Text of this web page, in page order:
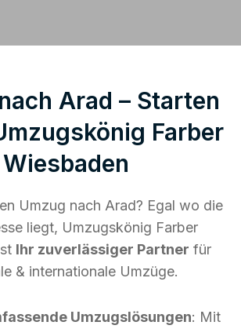
Arad – Starten
Farber
Wiesbaden
Umzug nach Arad? Egal wo die
liegt, Umzugskönig Farber
Ihr zuverlässiger Partner für
& internationale Umzüge.
Umzugslösungen: Mit